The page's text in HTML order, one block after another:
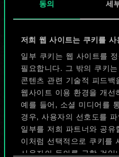
동의 세
저희 웹 사이트는 쿠키를 사
일부 쿠키는 웹 사이트를
필요합니다. 그 밖의 쿠키는
콘텐츠 관련 기술적 피드백
웹사이트 이용 환경을 개선
예를 들어, 소셜 미디어를
경우, 사용자의 선호도를
일부를 저희 파트너와 공유
이처럼 선택적으로 쿠키를
사용자의 동의를 구할 것입
무궁
가능성
있습
덱 이름 짓기 &
덱